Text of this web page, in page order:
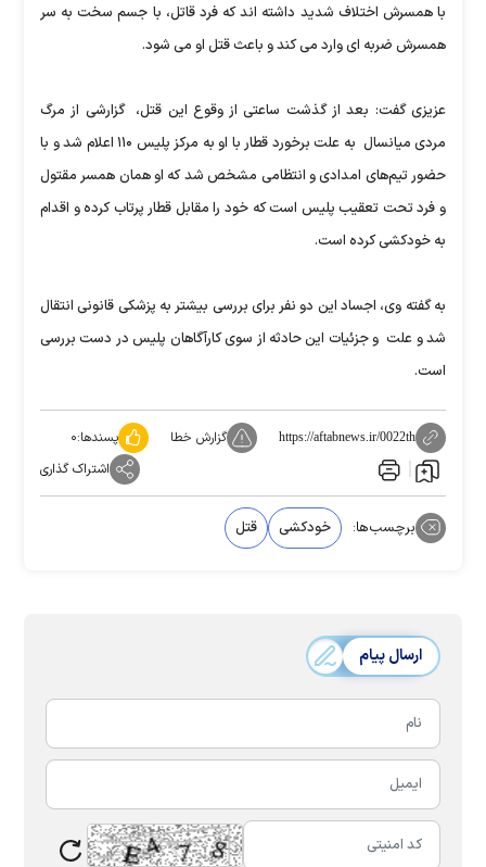
با همسرش اختلاف شدید داشته اند که فرد قاتل، با جسم سخت به سر
همسرش ضربه ای وارد می کند و باعث قتل او می شود.
عزیزی گفت: بعد از گذشت ساعتی از وقوع این قتل، گزارشی از مرگ
مردی میانسال به علت برخورد قطار با او به مرکز پلیس ۱۱۰ اعلام شد و با
حضور تیم‌های امدادی و انتظامی مشخص شد که او همان همسر مقتول
و فرد تحت تعقیب پلیس است که خود را مقابل قطار پرتاب کرده و اقدام
به خودکشی کرده است.
به گفته وی، اجساد این دو نفر برای بررسی بیشتر به پزشکی قانونی انتقال
شد و علت و جزئیات این حادثه از سوی کارآگاهان پلیس در دست بررسی
است.
https://aftabnews.ir/0022th گزارش خطا پسندها:۰
اشتراک گذاری
برچسب‌ها: خودکشی قتل
ارسال پیام